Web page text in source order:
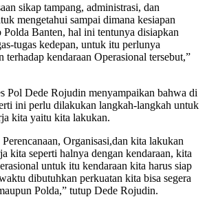
sikap tampang, administrasi, dan
mengetahui sampai dimana kesiapan
Polda Banten, hal ini tentunya disiapkan
tugas kedepan, untuk itu perlunya
terhadap kendaraan Operasional tersebut,”
Pol Dede Rojudin menyampaikan bahwa di
ini perlu dilakukan langkah-langkah untuk
kita yaitu kita lakukan.
Organisasi,dan kita lakukan
kita seperti halnya dengan kendaraan, kita
untuk itu kendaraan kita harus siap
dibutuhkan perkuatan kita bisa segera
Polda,” tutup Dede Rojudin.